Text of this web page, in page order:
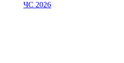
ЧС 2026